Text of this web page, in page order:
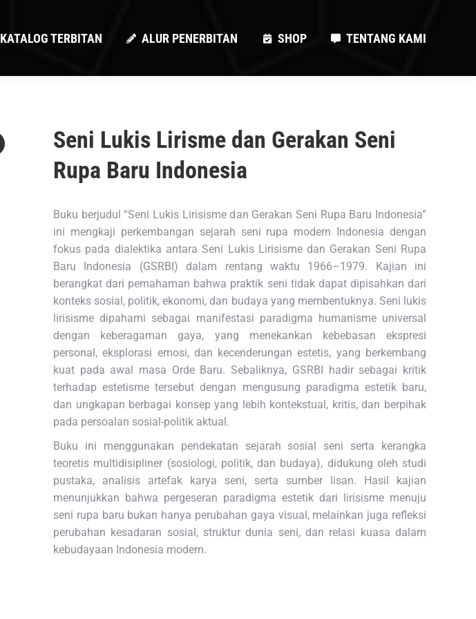
KATALOG TERBITAN ALUR PENERBITAN SHOP TENTANG KAMI
Seni Lukis Lirisme dan Gerakan Seni
Rupa Baru Indonesia
Buku berjudul “Seni Lukis Lirisisme dan Gerakan Seni Rupa Baru Indonesia”
ini mengkaji perkembangan sejarah seni rupa modern Indonesia dengan
fokus pada dialektika antara Seni Lukis Lirisisme dan Gerakan Seni Rupa
Baru Indonesia (GSRBI) dalam rentang waktu 1966–1979. Kajian ini
berangkat dari pemahaman bahwa praktik seni tidak dapat dipisahkan dari
konteks sosial, politik, ekonomi, dan budaya yang membentuknya. Seni lukis
lirisisme dipahami sebagai manifestasi paradigma humanisme universal
dengan keberagaman gaya, yang menekankan kebebasan ekspresi
personal, eksplorasi emosi, dan kecenderungan estetis, yang berkembang
kuat pada awal masa Orde Baru. Sebaliknya, GSRBI hadir sebagai kritik
terhadap estetisme tersebut dengan mengusung paradigma estetik baru,
dan ungkapan berbagai konsep yang lebih kontekstual, kritis, dan berpihak
pada persoalan sosial-politik aktual.
Buku ini menggunakan pendekatan sejarah sosial seni serta kerangka
teoretis multidisipliner (sosiologi, politik, dan budaya), didukung oleh studi
pustaka, analisis artefak karya seni, serta sumber lisan. Hasil kajian
menunjukkan bahwa pergeseran paradigma estetik dari lirisisme menuju
seni rupa baru bukan hanya perubahan gaya visual, melainkan juga refleksi
perubahan kesadaran sosial, struktur dunia seni, dan relasi kuasa dalam
kebudayaan Indonesia modern.